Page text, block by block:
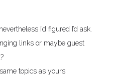
I’d figured I’d ask.
links or maybe guest
topics as yours